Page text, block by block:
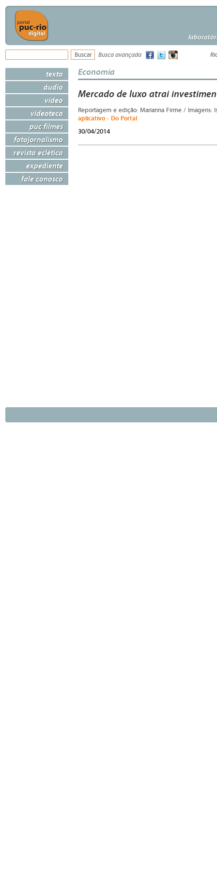
Busca avançada
texto
áudio
vídeo
videoteca
puc filmes
fotojornalismo
revista eclética
expediente
fale conosco
Economia
Mercado de luxo atrai
Reportagem e edição: Marianna Firme / Imagens:
aplicativo - Do Portal
30/04/2014